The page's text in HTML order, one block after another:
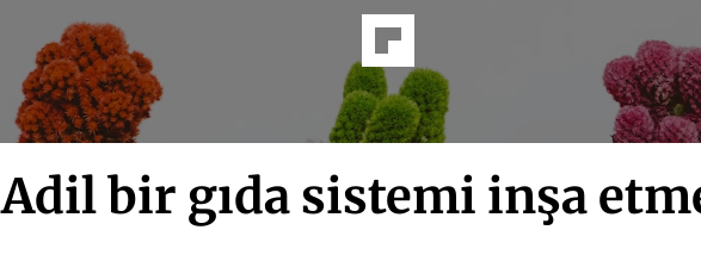
Adil bir gıda sistemi inşa